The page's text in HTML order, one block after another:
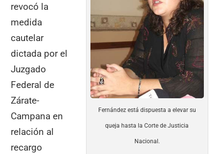
Fernández está dispuesta a elevar su
queja hasta la Corte de Justicia
Nacional.
revocó la
medida
cautelar
dictada por el
Juzgado
Federal de
Zárate-
Campana en
relación al
recargo